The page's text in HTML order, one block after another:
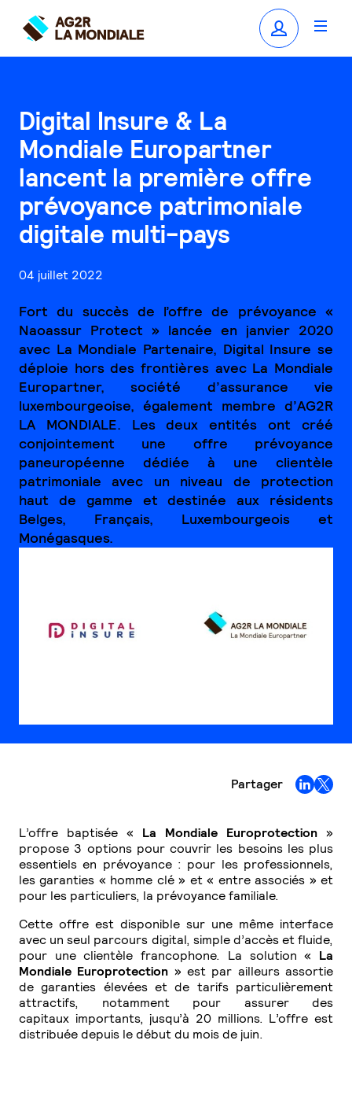
Digital Insure & La
Mondiale Europartner
lancent la première offre
prévoyance patrimoniale
digitale multi-pays
04 juillet 2022
Fort du succès de l’offre de prévoyance «
Naoassur Protect » lancée en janvier 2020
avec La Mondiale Partenaire, Digital Insure se
déploie hors des frontières avec La Mondiale
Europartner, société d’assurance vie
luxembourgeoise, également membre d’AG2R
LA MONDIALE. Les deux entités ont créé
conjointement une offre prévoyance
paneuropéenne dédiée à une clientèle
patrimoniale avec un niveau de protection
haut de gamme et destinée aux résidents
Belges, Français, Luxembourgeois et
Monégasques.
Partager
L’offre baptisée « La Mondiale Europrotection »
propose 3 options pour couvrir les besoins les plus
essentiels en prévoyance : pour les professionnels,
les garanties « homme clé » et « entre associés » et
pour les particuliers, la prévoyance familiale.
Cette offre est disponible sur une même interface
avec un seul parcours digital, simple d’accès et fluide,
pour une clientèle francophone. La solution « La
Mondiale Europrotection » est par ailleurs assortie
de garanties élevées et de tarifs particulièrement
attractifs, notamment pour assurer des
capitaux importants, jusqu’à 20 millions. L’offre est
distribuée depuis le début du mois de juin.